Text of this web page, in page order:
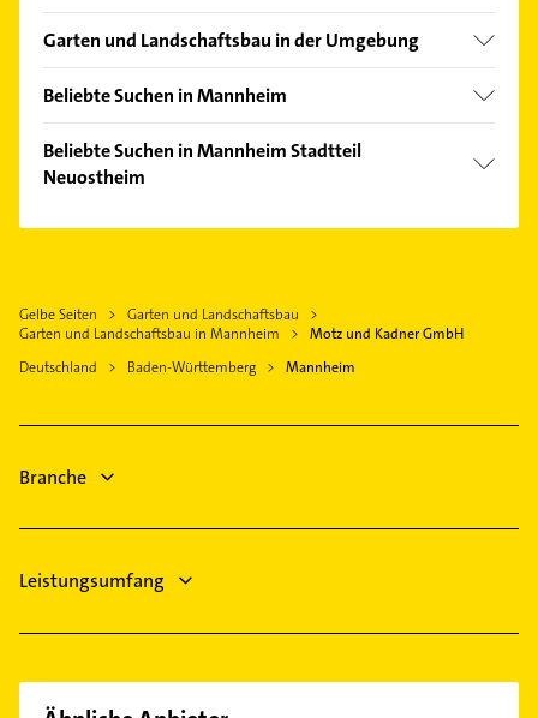
Feudenheim
Neckarstadt
Sandhofen
Seckenheim
Garten und Landschaftsbau in der Umgebung
Edingen-Neckarhausen
Ludwigshafen am Rhein
Viernheim
Plankstadt
Beliebte Suchen in Mannheim
Physikalische Therapie
Physiotherapie
Logopädie
Elektroinstallation
Elektriker
Beliebte Suchen in Mannheim Stadtteil
Neuostheim
Physikalische Therapie
Klempner
Sanitärinstallation
Fensterbauer
Gelbe Seiten
Garten und Landschaftsbau
Garten und Landschaftsbau in Mannheim
Motz und Kadner GmbH
Deutschland
Baden-Württemberg Mannheim
Branche
Leistungsumfang